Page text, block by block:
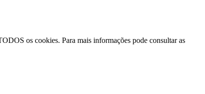
os cookies. Para mais informações pode consultar as